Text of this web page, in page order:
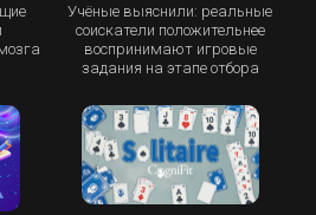
Учёные выяснили: реальные
соискатели положительнее
воспринимают игровые
задания на этапе отбора